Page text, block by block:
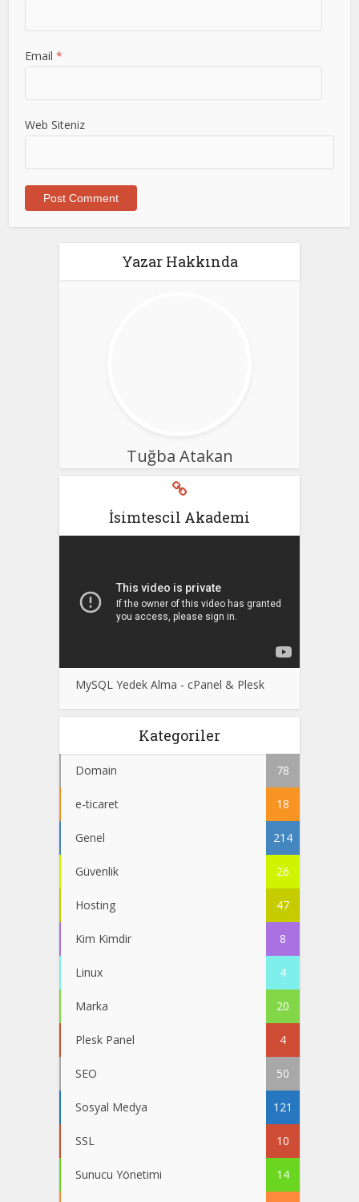
Email *
Web Siteniz
Yazar Hakkında
Tuğba Atakan
İsimtescil Akademi
MySQL Yedek Alma - cPanel & Plesk
Kategoriler
Domain 78
e-ticaret 18
Genel 214
Güvenlik 26
Hosting 47
Kim Kimdir 8
Linux 4
Marka 20
Plesk Panel 4
SEO 50
Sosyal Medya 121
SSL 10
Sunucu Yönetimi 14